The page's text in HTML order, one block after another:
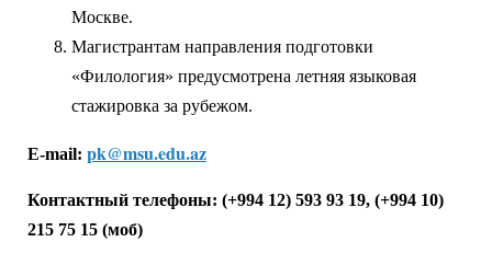
Москве.
Магистрантам направления подготовки
«Филология» предусмотрена летняя языковая
стажировка за рубежом.
E-mail: pk@msu.edu.az
Контактный телефоны: (+994 12) 593 93 19, (+994 10)
215 75 15 (моб)